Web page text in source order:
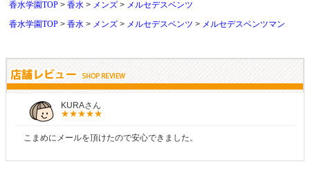
香水学園TOP 香水 メンズ
メルセデスベンツ
香水学園TOP
香水 メンズ メルセデスベンツ メルセデスベンツマン
商品が早く届いたのでよかったです。また利用させ